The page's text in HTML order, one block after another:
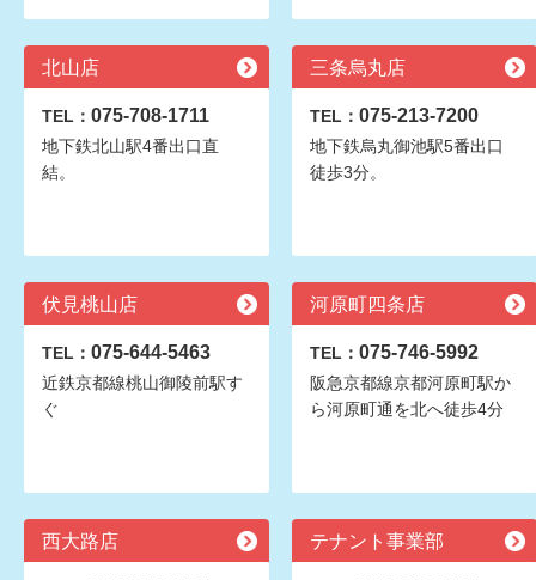
北山店
TEL： 075-708-1711
地下鉄北山駅4番出口直
結。
三条烏丸店
TEL： 075-213-7200
地下鉄烏丸御池駅5番出口
徒歩3分。
伏見桃山店
TEL： 075-644-5463
近鉄京都線桃山御陵前駅す
ぐ
河原町四条店
TEL： 075-746-5992
阪急京都線京都河原町駅か
ら河原町通を北へ徒歩4分
西大路店 テナント事業部